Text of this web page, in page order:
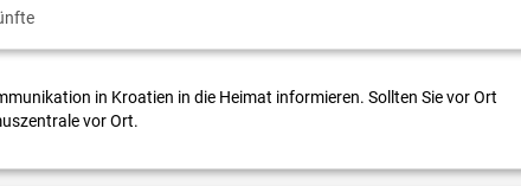
in Kroatien in die Heimat informieren. Sollten Sie vor Ort
vor Ort.